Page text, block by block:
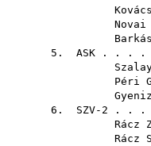
Novai
5. ASK . . . .
Péri
6. SZV-2 . .
Rácz
Rácz